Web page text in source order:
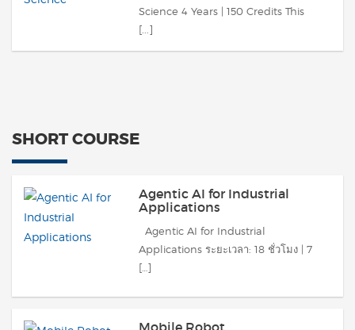
Science 4 Years | 150 Credits This
[...]
SHORT COURSE
Agentic AI for Industrial
Applications
Agentic AI for Industrial
Applications ระยะเวลา: 18 ชั่วโมง | 7
[…]
Mobile Robot